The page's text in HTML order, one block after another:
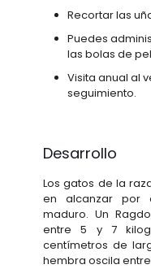
Recortar las
Puedes
las bolas de
Visita anual al
seguimiento.
Desarrollo
Los gatos de la
en alcanzar por
maduro. Un
entre 5 y 7
centímetros de
hembra oscila entre